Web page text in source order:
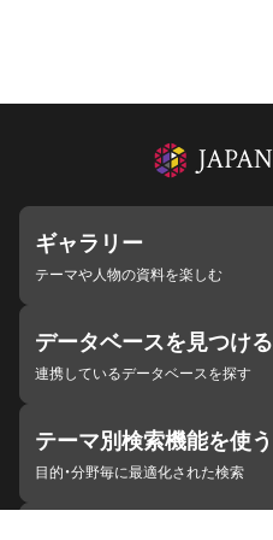
ギャラリー
テーマや人物の資料を楽しむ
データベースを見つける
連携しているデータベースを探す
テーマ別検索機能を使う
目的・分野毎に最適化された検索